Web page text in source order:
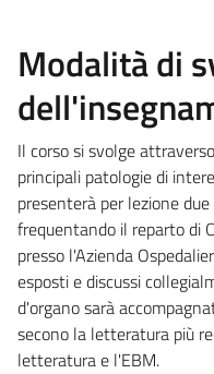
Modalità di
Il corso si svolge
principali patologie di
presenterà per lezione
frequentando il reparto di
presso l'Azienda
esposti e discussi
d'organo sarà
secono la letteratura più
letteratura e l'EBM.